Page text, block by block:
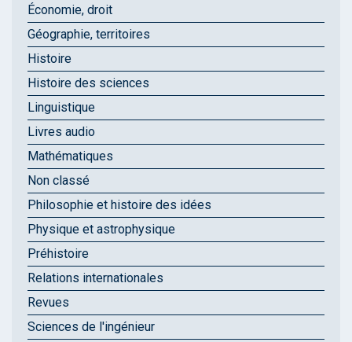
Économie, droit
Géographie, territoires
Histoire
Histoire des sciences
Linguistique
Livres audio
Mathématiques
Non classé
Philosophie et histoire des idées
Physique et astrophysique
Préhistoire
Relations internationales
Revues
Sciences de l'ingénieur